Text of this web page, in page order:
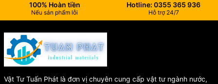
100% Hoàn tiền
Nếu sản phẩm lỗi
Hotline: 0355 365 936
Hỗ trợ 24/7
Vật Tư Tuấn Phát là đơn vị chuyên cung cấp vật tư ngành nước,